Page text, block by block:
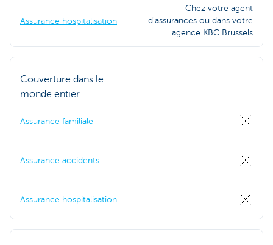
Assurance hospitalisation
Chez votre agent
d'assurances ou dans votre
agence KBC Brussels
Couverture dans le
monde entier
Assurance familiale
Assurance accidents
Assurance hospitalisation